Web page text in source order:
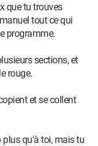
que tu trouves
tout ce qui
programme.
sections, et
rouge.
et se collent
plus qu'à toi, mais tu